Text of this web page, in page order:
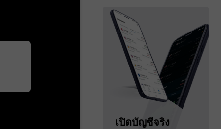
เปิดบัญชีจริง